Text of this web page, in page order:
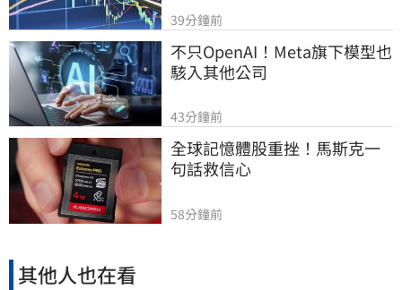
39分鐘前
不只OpenAI！Meta旗下模型也
駭入其他公司
43分鐘前
全球記憶體股重挫！馬斯克一
句話救信心
58分鐘前
其他人也在看